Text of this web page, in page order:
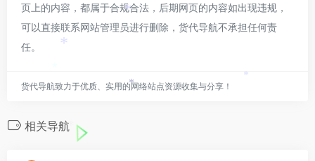
页上的内容，都属于合规合法，后期网页的内容如出现违规，
可以直接联系网站管理员进行删除，货代导航不承担任何责
任。
货代导航致力于优质、实用的网络站点资源收集与分享！
相关导航
*
*
*
*